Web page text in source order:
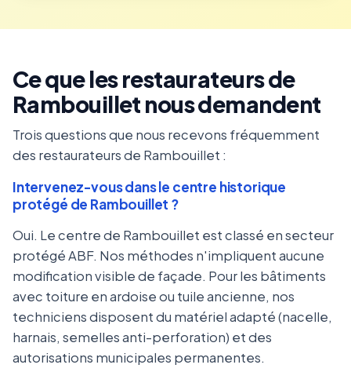
Ce que les restaurateurs de
Rambouillet nous demandent
Trois questions que nous recevons fréquemment
des restaurateurs de Rambouillet :
Intervenez-vous dans le centre historique
protégé de Rambouillet ?
Oui. Le centre de Rambouillet est classé en secteur
protégé ABF. Nos méthodes n'impliquent aucune
modification visible de façade. Pour les bâtiments
avec toiture en ardoise ou tuile ancienne, nos
techniciens disposent du matériel adapté (nacelle,
harnais, semelles anti-perforation) et des
autorisations municipales permanentes.